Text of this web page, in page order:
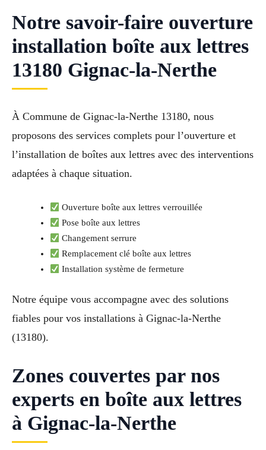
Notre savoir-faire ouverture
installation boîte aux lettres
13180 Gignac-la-Nerthe
À Commune de Gignac-la-Nerthe 13180, nous
proposons des services complets pour l’ouverture et
l’installation de boîtes aux lettres avec des interventions
adaptées à chaque situation.
Ouverture boîte aux lettres verrouillée
Pose boîte aux lettres
Changement serrure
Remplacement clé boîte aux lettres
Installation système de fermeture
Notre équipe vous accompagne avec des solutions
fiables pour vos installations à Gignac-la-Nerthe
(13180).
Zones couvertes par nos
experts en boîte aux lettres
à Gignac-la-Nerthe